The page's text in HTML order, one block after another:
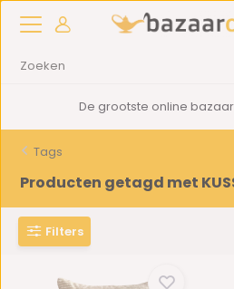
De grootste online
Tags
Producten getagd met
Filters